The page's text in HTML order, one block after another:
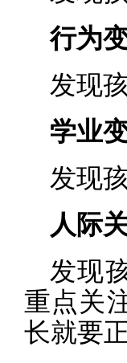
行为
发现
学业
发现
人际
发现
重点关
长就要